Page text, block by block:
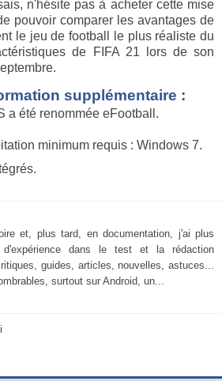
n'hésite pas à acheter cette mise
pouvoir comparer les avantages de
le jeu de football le plus réaliste du
de FIFA 21 lors de son
supplémentaire :
a été renommée eFootball.
minimum requis : Windows 7.
et, plus tard, en documentation, j'ai plus
d'expérience dans le test et la rédaction
guides, articles, nouvelles, astuces...
surtout sur Android, un...